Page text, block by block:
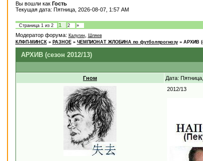
Вы вошли как Гость
Текущая дата: Пятница, 2026-08-07, 1:57 AM
Страница 1из 2 1 2 »
Модератор форума: Калугин,
Шляев
КЛФП-МИНСК » РАЗНОЕ » ЧЕМПИОНАТ ЖЛОБИНА по футболпрогнозу » АРХИВ
АРХИВ (сезон 2012/13)
Гном Дата:
2012/13